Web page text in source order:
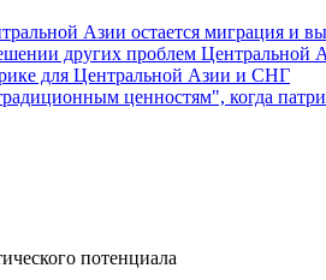
Азии остается миграция и
других проблем Центральной
для Центральной Азии и СНГ
ценностям", когда
потенциала